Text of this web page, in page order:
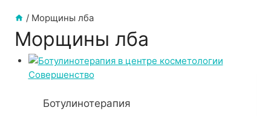
/ Морщины лба
Морщины лба
Ботулинотерапия